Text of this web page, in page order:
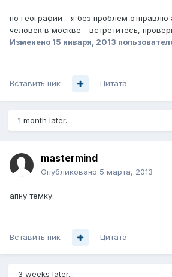
по географии - я без проблем отправлю
человек в москве - встретитесь,
Изменено 15 января, 2013
Вставить ник Цитата
1 month later...
mastermind
Опубликовано 5 марта, 2013
апну темку.
Вставить ник Цитата
3 weeks later...